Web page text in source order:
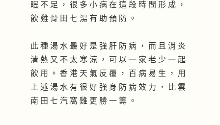
眠 不 足 ， 很 多 小 病 在 這 段 時 間 形 成 ，
飲 雞 骨 田 七 湯 有 助 預 防 。
此 種 湯 水 最 好 是 強 肝 防 病 ， 而 且 消 炎
清 熱 又 不 太 寒 涼 ， 可 以 一 家 老 少 一 起
飲 用 。 香 港 天 氣 反 覆 ， 百 病 易 生 ， 用
上 述 湯 水 有 很 好 強 身 防 病 效 力 ， 比 雲
南 田 七 汽 窩 雞 更 勝 一 籌 。